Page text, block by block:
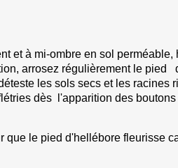
et à mi-ombre en sol perméable,
arrosez régulièrement le pied
les sols secs et les racines
dès l'apparition des
que le pied d'hellébore fleurisse